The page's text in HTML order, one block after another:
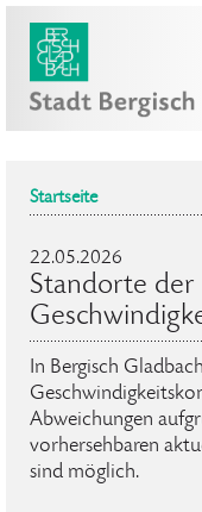
Startseite
22.05.2026
Standorte der
In Bergisch
Abweichungen
vorhersehbaren
sind möglich.